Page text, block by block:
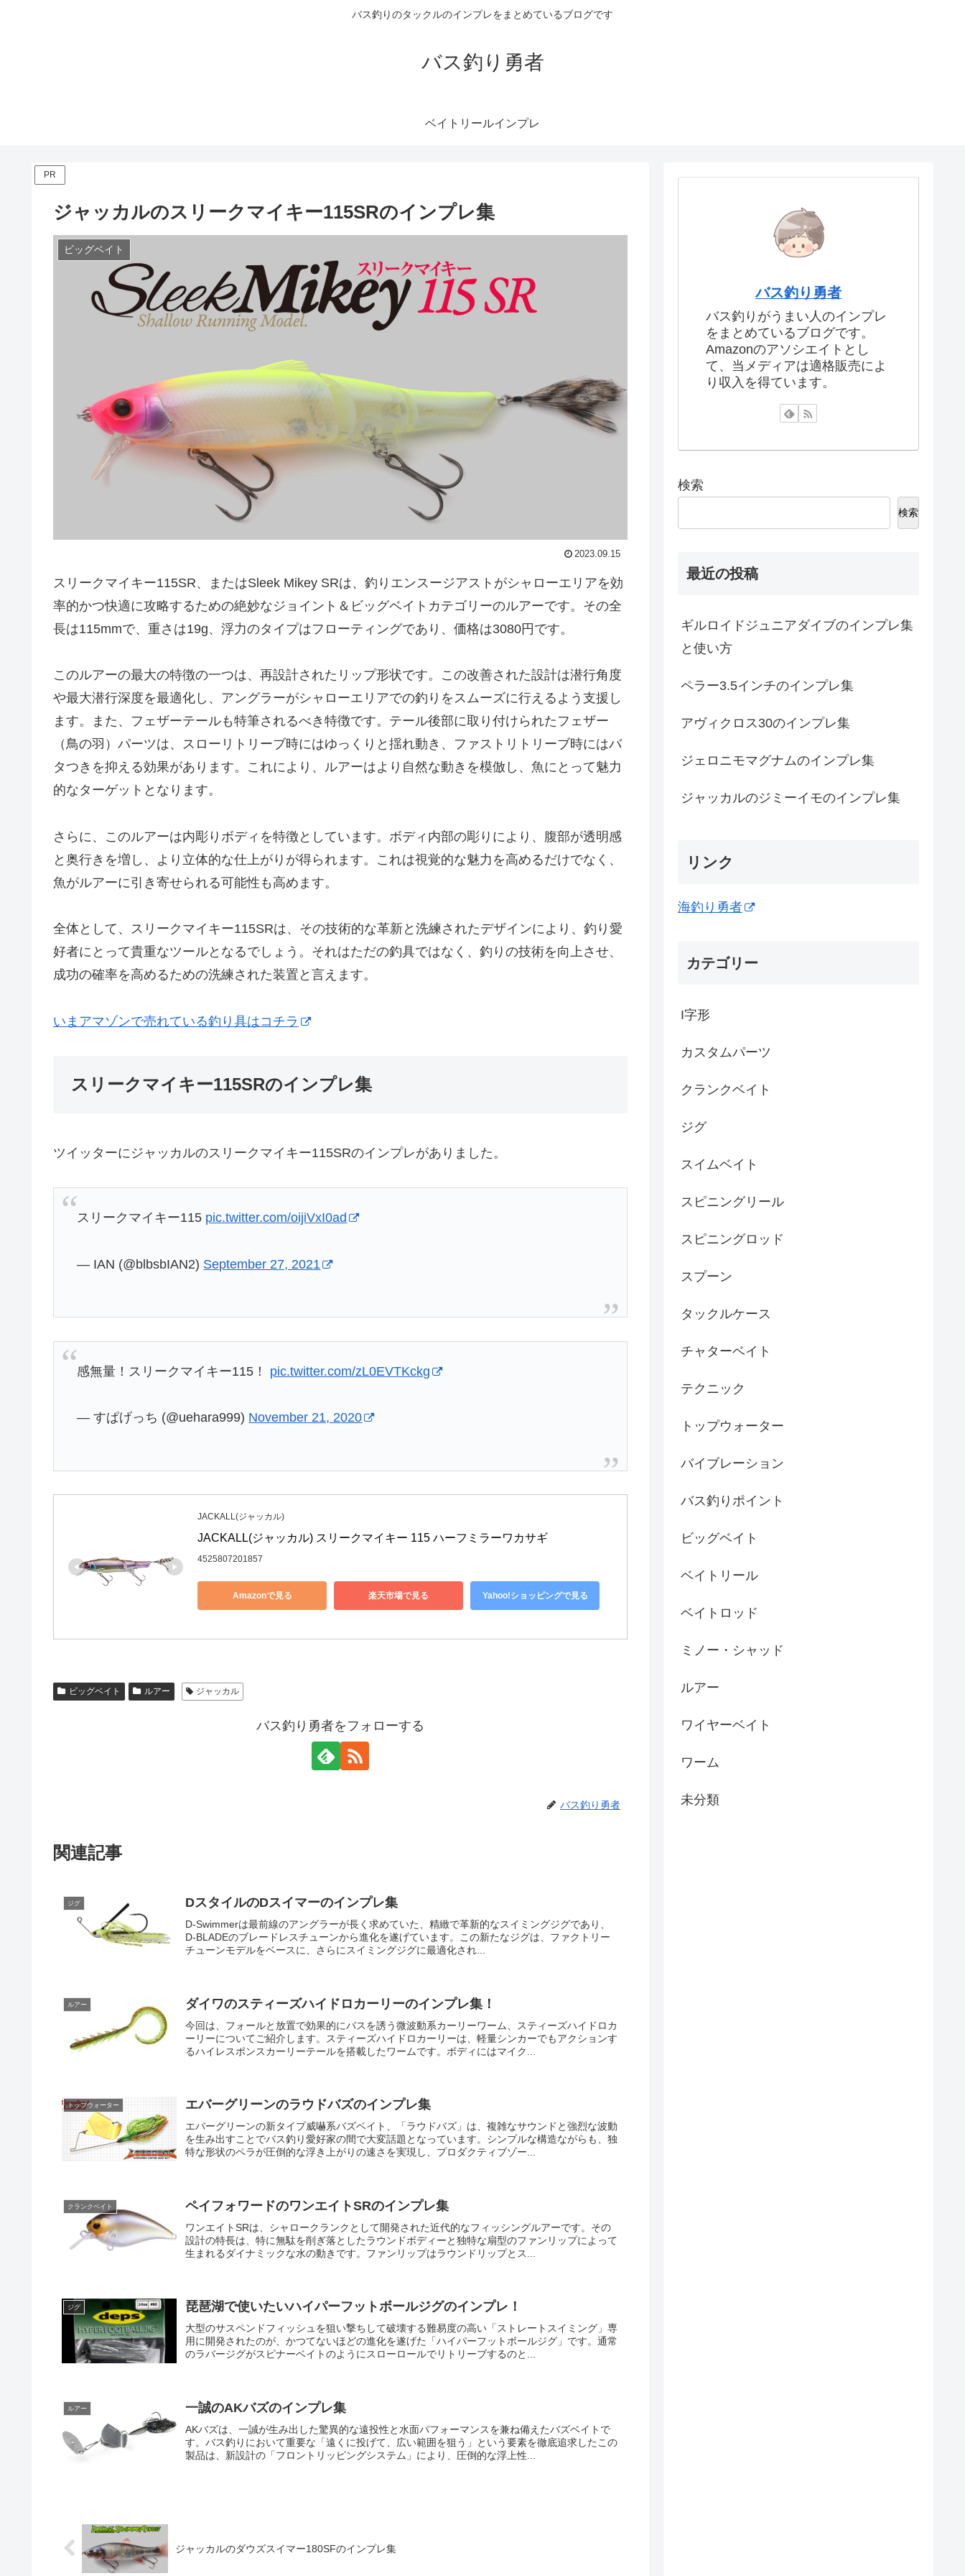
バス釣りのタックルのインプレをまとめているブログです
バス釣り勇者
ベイトリールインプレ
PR
ジャッカルのスリークマイキー115SRのインプレ集
ビッグベイト
2023.09.15
スリークマイキー115SR、またはSleek Mikey SRは、釣りエンスージアストがシャローエリアを効
率的かつ快適に攻略するための絶妙なジョイント＆ビッグベイトカテゴリーのルアーです。その全
長は115mmで、重さは19g、浮力のタイプはフローティングであり、価格は3080円です。
このルアーの最大の特徴の一つは、再設計されたリップ形状です。この改善された設計は潜行角度
や最大潜行深度を最適化し、アングラーがシャローエリアでの釣りをスムーズに行えるよう支援し
ます。また、フェザーテールも特筆されるべき特徴です。テール後部に取り付けられたフェザー
（鳥の羽）パーツは、スローリトリーブ時にはゆっくりと揺れ動き、ファストリトリーブ時にはバ
タつきを抑える効果があります。これにより、ルアーはより自然な動きを模倣し、魚にとって魅力
的なターゲットとなります。
さらに、このルアーは内彫りボディを特徴としています。ボディ内部の彫りにより、腹部が透明感
と奥行きを増し、より立体的な仕上がりが得られます。これは視覚的な魅力を高めるだけでなく、
魚がルアーに引き寄せられる可能性も高めます。
全体として、スリークマイキー115SRは、その技術的な革新と洗練されたデザインにより、釣り愛
好者にとって貴重なツールとなるでしょう。それはただの釣具ではなく、釣りの技術を向上させ、
成功の確率を高めるための洗練された装置と言えます。
いまアマゾンで売れている釣り具はコチラ
スリークマイキー115SRのインプレ集
ツイッターにジャッカルのスリークマイキー115SRのインプレがありました。
スリークマイキー115 pic.twitter.com/oijiVxI0ad
— IAN (@blbsbIAN2) September 27, 2021
感無量！スリークマイキー115！ pic.twitter.com/zL0EVTKckg
— すぱげっち (@uehara999) November 21, 2020
JACKALL(ジャッカル)
JACKALL(ジャッカル) スリークマイキー 115 ハーフミラーワカサギ
4525807201857
Amazonで見る 楽天市場で見る Yahoo!ショッピングで見る
ビッグベイト ルアー ジャッカル
バス釣り勇者をフォローする
バス釣り勇者
関連記事
ジグ DスタイルのDスイマーのインプレ集
D-Swimmerは最前線のアングラーが長く求めていた、精緻で革新的なスイミングジグであり、
D-BLADEのブレードレスチューンから進化を遂げています。この新たなジグは、ファクトリー
チューンモデルをベースに、さらにスイミングジグに最適化され...
ルアー ダイワのスティーズハイドロカーリーのインプレ集！
今回は、フォールと放置で効果的にバスを誘う微波動系カーリーワーム、スティーズハイドロカ
ーリーについてご紹介します。スティーズハイドロカーリーは、軽量シンカーでもアクションす
るハイレスポンスカーリーテールを搭載したワームです。ボディにはマイク...
トップウォーター エバーグリーンのラウドバズのインプレ集
エバーグリーンの新タイプ威嚇系バズベイト、「ラウドバズ」は、複雑なサウンドと強烈な波動
を生み出すことでバス釣り愛好家の間で大変話題となっています。シンプルな構造ながらも、独
特な形状のペラが圧倒的な浮き上がりの速さを実現し、プロダクティブゾー...
クランクベイト ペイフォワードのワンエイトSRのインプレ集
ワンエイトSRは、シャロークランクとして開発された近代的なフィッシングルアーです。その
設計の特長は、特に無駄を削ぎ落としたラウンドボディーと独特な扇型のファンリップによって
生まれるダイナミックな水の動きです。ファンリップはラウンドリップとス...
ジグ 琵琶湖で使いたいハイパーフットボールジグのインプレ！
大型のサスペンドフィッシュを狙い撃ちして破壊する難易度の高い「ストレートスイミング」専
用に開発されたのが、かつてないほどの進化を遂げた「ハイパーフットボールジグ」です。通常
のラバージグがスピナーベイトのようにスローロールでリトリーブするのと...
ルアー 一誠のAKバズのインプレ集
AKバズは、一誠が生み出した驚異的な遠投性と水面パフォーマンスを兼ね備えたバズベイトで
す。バス釣りにおいて重要な「遠くに投げて、広い範囲を狙う」という要素を徹底追求したこの
製品は、新設計の「フロントリッピングシステム」により、圧倒的な浮上性...
ジャッカルのダウズスイマー180SFのインプレ集
バス釣り勇者
バス釣りがうまい人のインプレ
をまとめているブログです。
Amazonのアソシエイトとし
て、当メディアは適格販売によ
り収入を得ています。
検索
検索
最近の投稿
ギルロイドジュニアダイブのインプレ集
と使い方
ペラー3.5インチのインプレ集
アヴィクロス30のインプレ集
ジェロニモマグナムのインプレ集
ジャッカルのジミーイモのインプレ集
リンク
海釣り勇者
カテゴリー
I字形
カスタムパーツ
クランクベイト
ジグ
スイムベイト
スピニングリール
スピニングロッド
スプーン
タックルケース
チャターベイト
テクニック
トップウォーター
バイブレーション
バス釣りポイント
ビッグベイト
ベイトリール
ベイトロッド
ミノー・シャッド
ルアー
ワイヤーベイト
ワーム
未分類